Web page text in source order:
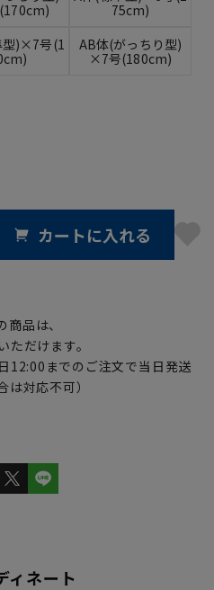
75cm)
型)×7号(1
AB体(がっちり型)
×7号(180cm)
カートに入れる
商品は、
だけます。
12:00までのご注文で当日発送
対応不可）
ィネート